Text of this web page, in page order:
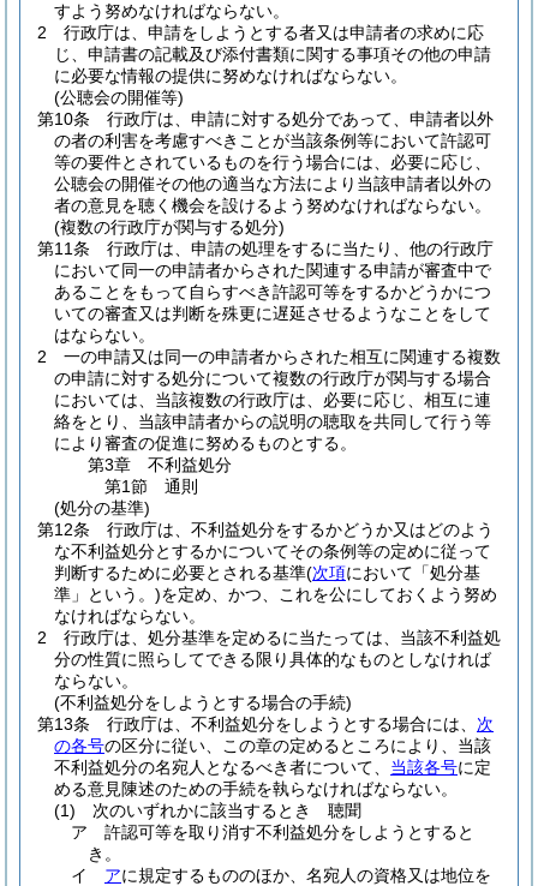
すよう努めなければならない。
2
行政庁は、申請をしようとする者又は申請者の求めに応
じ、申請書の記載及び添付書類に関する事項その他の申請
に必要な情報の提供に努めなければならない。
(公聴会の開催等)
第10条
行政庁は、申請に対する処分であって、申請者以外
の者の利害を考慮すべきことが当該条例等において許認可
等の要件とされているものを行う場合には、必要に応じ、
公聴会の開催その他の適当な方法により当該申請者以外の
者の意見を聴く機会を設けるよう努めなければならない。
(複数の行政庁が関与する処分)
第11条
行政庁は、申請の処理をするに当たり、他の行政庁
において同一の申請者からされた関連する申請が審査中で
あることをもって自らすべき許認可等をするかどうかにつ
いての審査又は判断を殊更に遅延させるようなことをして
はならない。
2
一の申請又は同一の申請者からされた相互に関連する複数
の申請に対する処分について複数の行政庁が関与する場合
においては、当該複数の行政庁は、必要に応じ、相互に連
絡をとり、当該申請者からの説明の聴取を共同して行う等
により審査の促進に努めるものとする。
第3章
不利益処分
第1節
通則
(処分の基準)
第12条
行政庁は、不利益処分をするかどうか又はどのよう
な不利益処分とするかについてその条例等の定めに従って
判断するために必要とされる基準(次項において「処分基
準」という。)を定め、かつ、これを公にしておくよう努め
なければならない。
2
行政庁は、処分基準を定めるに当たっては、当該不利益処
分の性質に照らしてできる限り具体的なものとしなければ
ならない。
(不利益処分をしようとする場合の手続)
第13条
行政庁は、不利益処分をしようとする場合には、 次
の各号の区分に従い、この章の定めるところにより、当該
不利益処分の名宛人となるべき者について、 当該各号に定
める意見陳述のための手続を執らなければならない。
(1)
次のいずれかに該当するとき 聴聞
ア
許認可等を取り消す不利益処分をしようとすると
き。
イ
アに規定するもののほか、名宛人の資格又は地位を